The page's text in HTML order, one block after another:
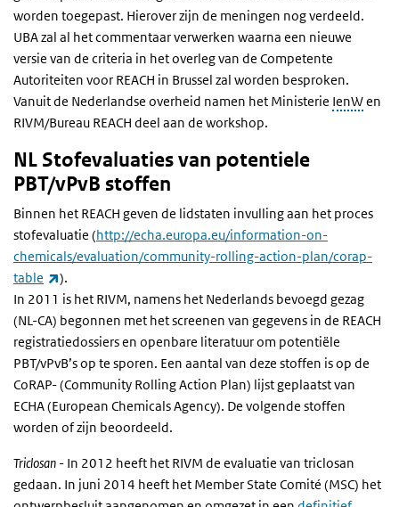
worden toegepast. Hierover zijn de meningen nog verdeeld.
UBA zal al het commentaar verwerken waarna een nieuwe
versie van de criteria in het overleg van de Competente
Autoriteiten voor REACH in Brussel zal worden besproken.
Vanuit de Nederlandse overheid namen het Ministerie IenWen
RIVM/Bureau REACH deel aan de workshop.
NL Stofevaluaties van potentiele
PBT/vPvB stoffen
Binnen het REACH geven de lidstaten invulling aan het proces
stofevaluatie (http://echa.europa.eu/information-on-
chemicals/evaluation/community-rolling-action-plan/corap-
table
(externe link)
).
In 2011 is het RIVM, namens het Nederlands bevoegd gezag
(NL-CA) begonnen met het screenen van gegevens in de REACH
registratiedossiers en openbare literatuur om potentiële
PBT/vPvB’s op te sporen. Een aantal van deze stoffen is op de
CoRAP- (Community Rolling Action Plan) lijst geplaatst van
ECHA (European Chemicals Agency). De volgende stoffen
worden of zijn beoordeeld.
Triclosan - In 2012 heeft het RIVM de evaluatie van triclosan
gedaan. In juni 2014 heeft het Member State Comité (MSC) het